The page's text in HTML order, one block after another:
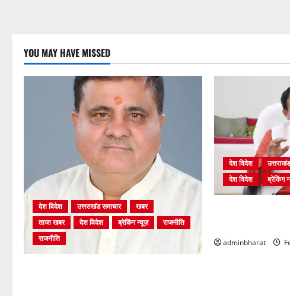
YOU MAY HAVE MISSED
देश विदेश उत्तराखंड समाचार
खबर
ताजा खबर
देश विदेश ब्रेकिंग न्यूज़
राजनीति
राजनीति
देश विदेश
देश विदेश
ब्रेकिंग
adminbharat